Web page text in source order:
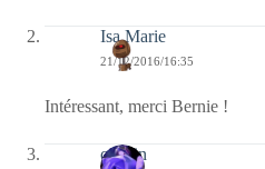
Isa Marie
21/12/2016/16:35
Intéressant, merci Bernie !
cauvin